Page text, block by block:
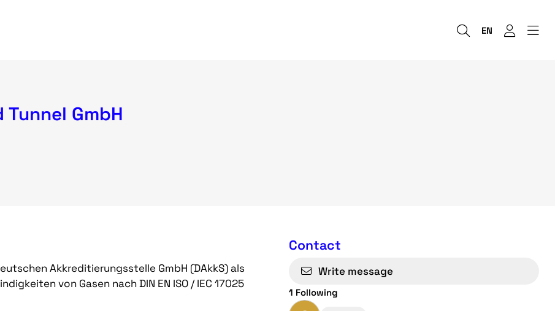
EN
GmbH
Akkreditierungsstelle GmbH (DAkkS) als
von Gasen nach DIN EN ISO / IEC 17025
Contact
Write message
1 Following